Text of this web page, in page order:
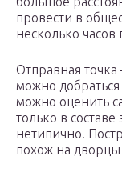
провести в
несколько часов
Отправная
можно
можно оценить
только в
нетипично.
похож на дворцы